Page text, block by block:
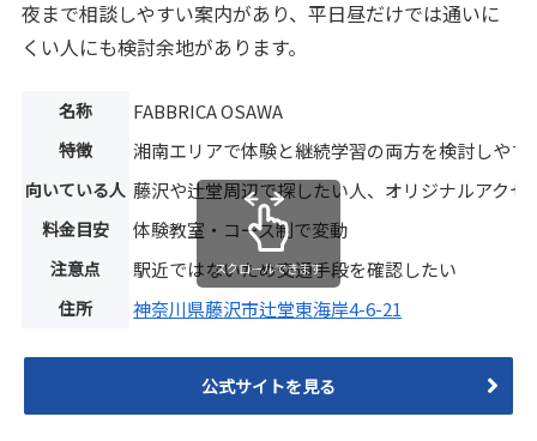
夜まで相談しやすい案内があり、平日昼だけでは通いに
くい人にも検討余地があります。
名称 FABBRICA OSAWA
特徴 湘南エリアで体験と継続学習の両方を検討しやす
向いている人 藤沢や辻堂周辺で探したい人、オリジナルアクセ
料金目安 体験教室・コース制で変動
注意点 駅近ではないため交通手段を確認したい
住所 神奈川県藤沢市辻堂東海岸4-6-21
スクロールできます
公式サイトを見る